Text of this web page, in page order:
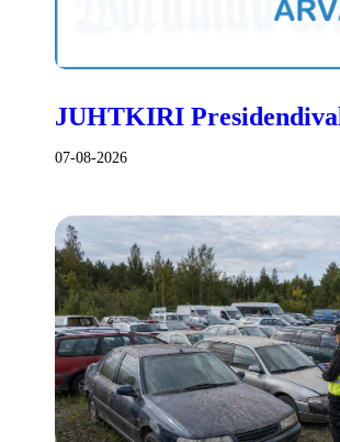
JUHTKIRI
07-08-2026